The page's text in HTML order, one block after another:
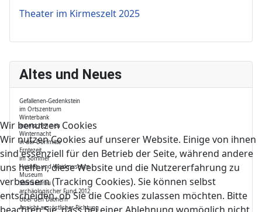
Altes und Neues
Gefallenen-Gedenkstein
im Ortszentrum
Winterbank
inzwischen neu
Winternacht
in der Dorfmitte
Erntezeit
im Sommer
Heimat- und Waidmuseum
Museum
Steinzeitfrau
archäologischer Fund 2012
Über den Dächern
Ansicht aus östlicher Richtung
Theater im Kirmeszelt 2025
Wir benutzen Cookies
Wir nutzen Cookies auf unserer Website. Einige von ihnen
sind essenziell für den Betrieb der Seite, während andere
uns helfen, diese Website und die Nutzererfahrung zu
verbessern (Tracking Cookies). Sie können selbst
entscheiden, ob Sie die Cookies zulassen möchten. Bitte